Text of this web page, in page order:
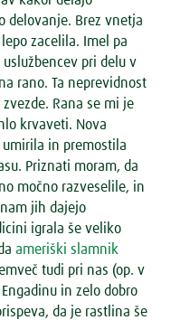
delovanje. Brez vnetja
zacelila. Imel pa
pri delu v
rano. Ta neprevidnost
Rana se mi je
krvaveti. Nova
in premostila
Priznati moram, da
močno razveselile, in
jih dajejo
igrala še veliko
ameriški slamnik
tudi pri nas (op. v
in zelo dobro
da je rastlina še